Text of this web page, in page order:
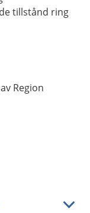
tillstånd ring
Region